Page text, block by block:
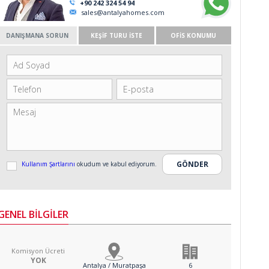
+90 242 324 54 94
sales@antalyahomes.com
DANIŞMANA SORUN KEŞİF TURU İSTE OFİS KONUMU
Kullanım Şartlarını okudum ve kabul ediyorum.
BİLGİLER
Komisyon Ücreti
YOK Antalya / Muratpaşa 6